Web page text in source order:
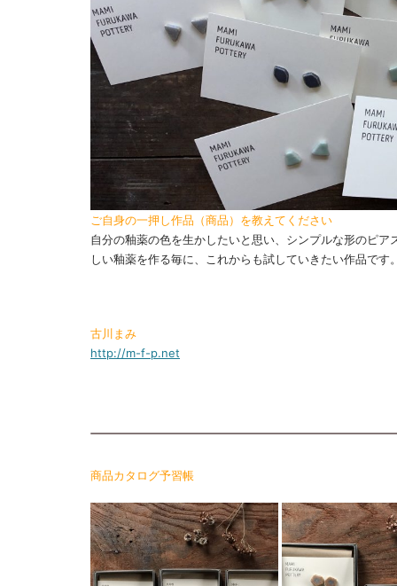
ご自身の一押し作品（商品）を教えてください
自分の釉薬の色を生かしたいと思い、シンプルな形のピ
しい釉薬を作る毎に、これからも試していきたい作品です
古川まみ
http://m-f-p.net
商品カタログ予習帳